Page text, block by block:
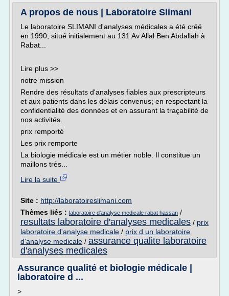
A propos de nous | Laboratoire Slimani
Le laboratoire SLIMANI d'analyses médicales a été créé
en 1990, situé initialement au 131 Av Allal Ben Abdallah à
Rabat...
Lire plus >>
notre mission
Rendre des résultats d'analyses fiables aux prescripteurs
et aux patients dans les délais convenus; en respectant la
confidentialité des données et en assurant la traçabilité de
nos activités.
prix remporté
Les prix remporte
La biologie médicale est un métier noble. Il constitue un
maillons très...
Lire la suite
Site : http://laboratoireslimani.com
Thèmes liés : laboratoire d'analyse medicale rabat hassan /
resultats laboratoire d'analyses medicales / prix
laboratoire d'analyse medicale / prix d un laboratoire
d'analyse medicale / assurance qualite laboratoire
d'analyses medicales
Assurance qualité et biologie médicale |
laboratoire d ...
>